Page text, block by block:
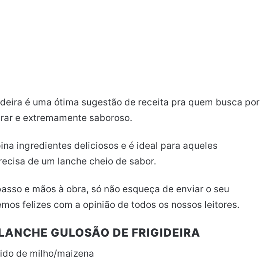
é uma ótima sugestão de receita pra quem busca por
e extremamente saboroso.
ingredientes deliciosos e é ideal para aqueles
de um lanche cheio de sabor.
e mãos à obra, só não esqueça de enviar o seu
felizes com a opinião de todos os nossos leitores.
GULOSÃO DE FRIGIDEIRA
de milho/maizena